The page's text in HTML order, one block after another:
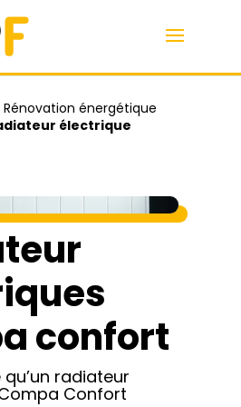
Rénovation énergétique
électrique
confort
radiateur
Confort